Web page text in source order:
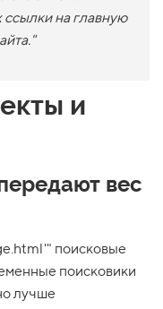
на главную
"
и
вес
поисковые
поисковики
лучше